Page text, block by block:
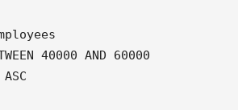
40000 AND 60000